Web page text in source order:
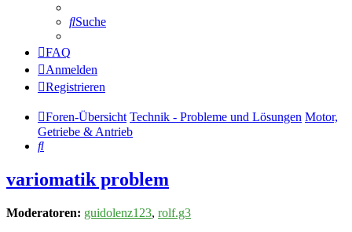
Suche
FAQ
Anmelden
Registrieren
Foren-Übersicht Technik - Probleme und Lösungen Motor,
Getriebe & Antrieb
Suche
variomatik problem
Moderatoren: guidolenz123, rolf.g3